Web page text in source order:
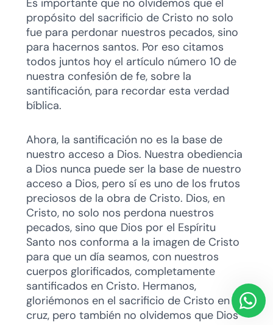
Es importante que no olvidemos que el
propósito del sacrificio de Cristo no solo
fue para perdonar nuestros pecados, sino
para hacernos santos. Por eso citamos
todos juntos hoy el artículo número 10 de
nuestra confesión de fe, sobre la
santificación, para recordar esta verdad
bíblica.
Ahora, la santificación no es la base de
nuestro acceso a Dios. Nuestra obediencia
a Dios nunca puede ser la base de nuestro
acceso a Dios, pero sí es uno de los frutos
preciosos de la obra de Cristo. Dios, en
Cristo, no solo nos perdona nuestros
pecados, sino que Dios por el Espíritu
Santo nos conforma a la imagen de Cristo
para que un día seamos, con nuestros
cuerpos glorificados, completamente
santificados en Cristo. Hermanos,
gloriémonos en el sacrificio de Cristo en la
cruz, pero también no olvidemos que Dios